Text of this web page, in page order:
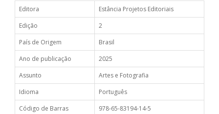
Editora
Estância Projetos Editoriais
Edição
2
País de Origem
Brasil
Ano de publicação
2025
Assunto
Artes e Fotografia
Idioma
Português
Código de Barras
978-65-83194-14-5